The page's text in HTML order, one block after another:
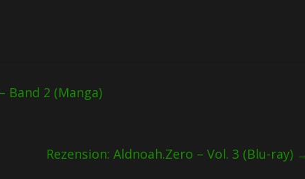
Band 2 (Manga)
Rezension: Aldnoah.Zero – Vol. 3 (Blu-ray)